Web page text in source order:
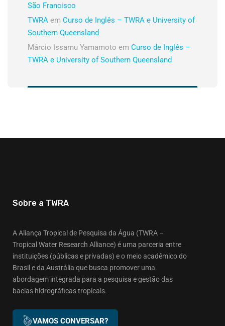
São Francisco
TWRA em Curso de Inglês – TWRA e University of
Southern Queensland
Márcio Issamu Yamamoto em Curso de Inglês –
TWRA e University of Southern Queensland
Sobre a TWRA
A Aliança Tropical de Pesquisa da Água (TWRA –
Tropical Water Research Alliance) é uma parceria entre
instituições (públicas e privadas) e o meio acadêmico do
Brasil e da Austrália que busca promover uma
abordagem integrada para a pesquisa e gestão das
bacias hidrográficas tropicais.
VAMOS CONVERSAR?